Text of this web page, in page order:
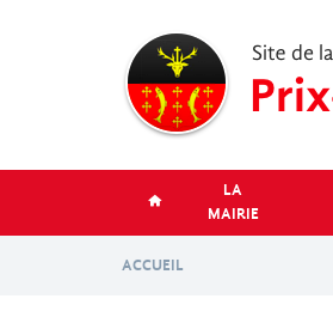
LA
MAIRIE
ACCUEIL